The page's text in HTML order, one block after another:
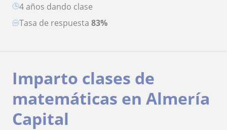
4 años dando clase
Tasa de respuesta 83%
Imparto clases de
matemáticas en Almería
Capital